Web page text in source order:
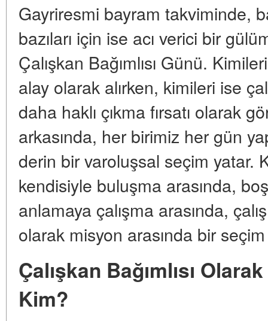
Gayriresmi bayram takviminde,
bazıları için ise acı verici bir
Çalışkan Bağımlısı Günü.
alay olarak alırken, kimileri ise
daha haklı çıkma fırsatı olarak
arkasında, her birimiz her gün
derin bir varoluşsal seçim yatar.
kendisiyle buluşma arasında,
anlamaya çalışma arasında,
olarak misyon arasında bir
Çalışkan Bağımlısı
Kim?